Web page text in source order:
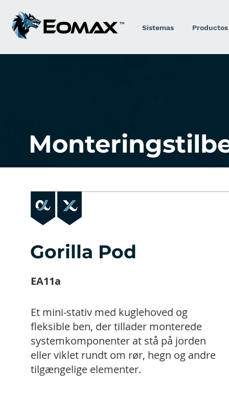
Sistemas Productos
Gorilla Pod
Et mini-stativ med kuglehoved og
fleksible ben, der tillader monterede
systemkomponenter at stå på jorden
eller viklet rundt om rør, hegn og andre
tilgængelige elementer.
EA11a